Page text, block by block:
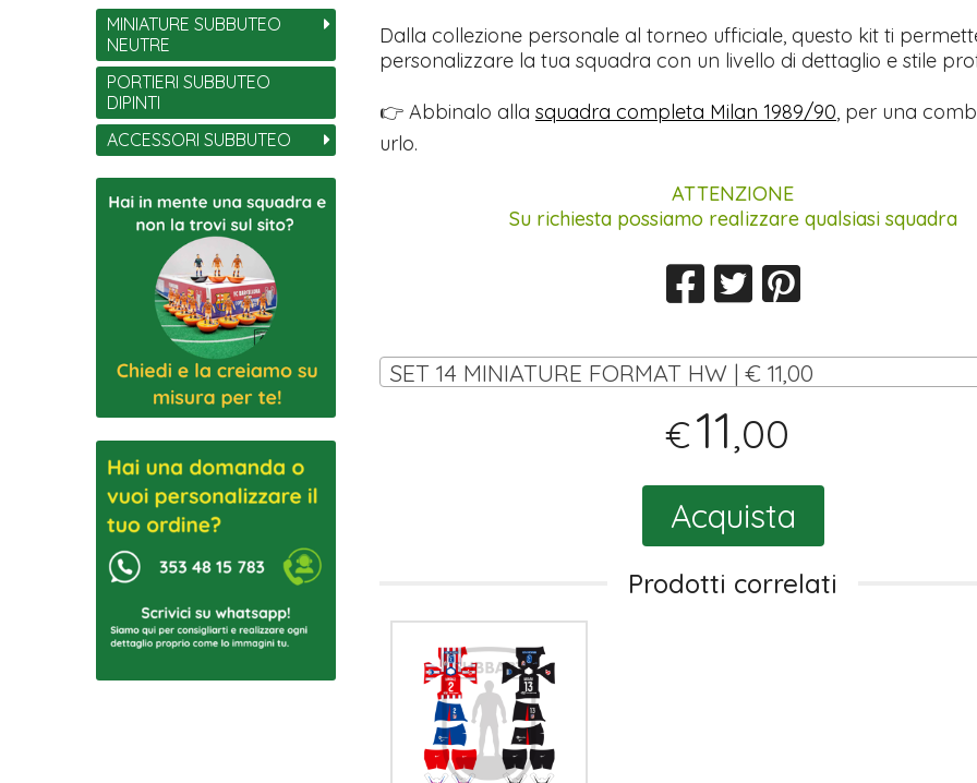
Dalla collezione personale al torneo ufficiale, questo kit ti
personalizzare la tua squadra con un livello di dettaglio e stile
👉 Abbinalo alla squadra completa Milan 1989/90, per una
urlo.
ATTENZIONE
Su richiesta possiamo realizzare qualsiasi squadra
SET 14 MINIATURE FORMAT HW | € 11,00
€11,00
Acquista
Prodotti correlati
MINIATURE SUBBUTEO
NEUTRE
PORTIERI SUBBUTEO
DIPINTI
ACCESSORI SUBBUTEO